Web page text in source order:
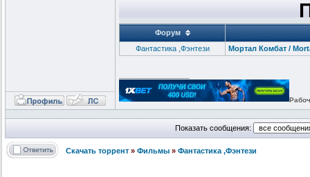
Форум
Фантастика ,Фэнтези
Мортал Комбат /
Показать сообщения:
Скачать торрент » Фильмы » Фантастика ,Фэнтези